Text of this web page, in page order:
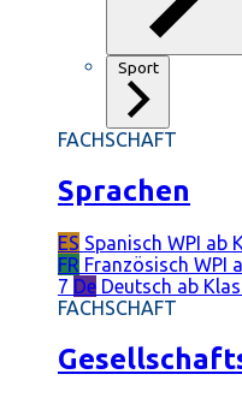
Sport
FACHSCHAFT
Sprachen
ES Spanisch WPI ab
FR Französisch WPI
7 De Deutsch ab
FACHSCHAFT